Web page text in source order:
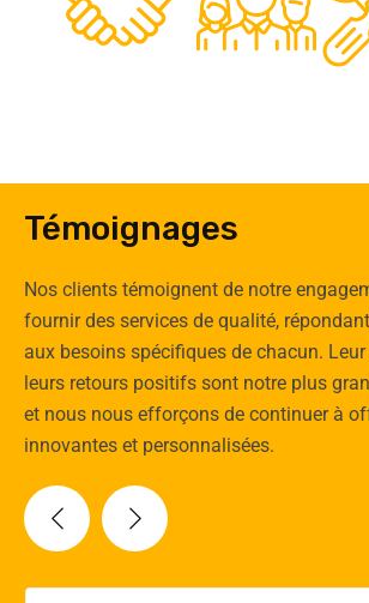
Témoignages
Nos clients témoignent de notre
fournir des services de qualité,
aux besoins spécifiques de chacun.
leurs retours positifs sont notre plus
et nous nous efforçons de continuer à
innovantes et personnalisées.